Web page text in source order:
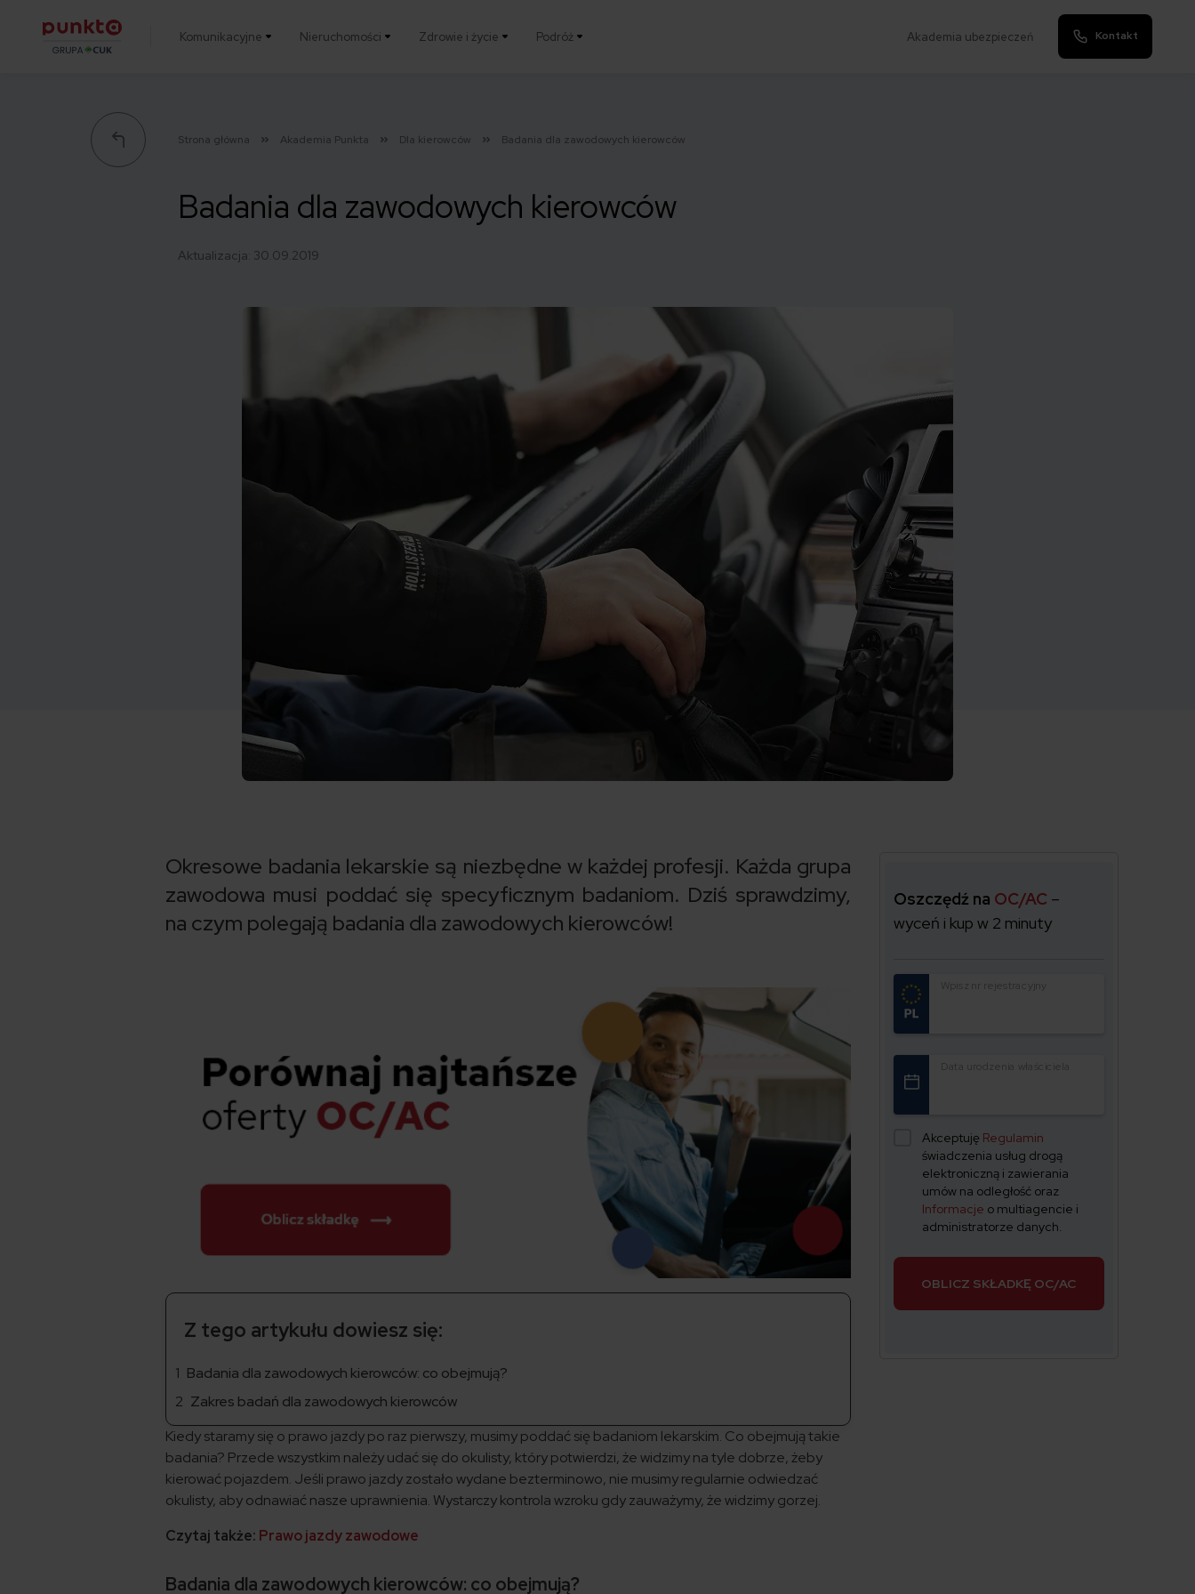
Komunikacyjne Nieruchomości Zdrowie i życie Podróż Akademia ubezpieczeń Kontakt
Strona główna Akademia Punkta Dla kierowców Badania dla zawodowych kierowców
Badania dla zawodowych kierowców
Aktualizacja: 30.09.2019
Okresowe badania lekarskie są niezbędne w każdej profesji. Każda grupa
zawodowa musi poddać się specyficznym badaniom. Dziś sprawdzimy,
na czym polegają badania dla zawodowych kierowców!
Z tego artykułu dowiesz się:
Badania dla zawodowych kierowców: co obejmują?
Zakres badań dla zawodowych kierowców
Kiedy staramy się o prawo jazdy po raz pierwszy, musimy poddać się badaniom lekarskim. Co obejmują takie
badania? Przede wszystkim należy udać się do okulisty, który potwierdzi, że widzimy na tyle dobrze, żeby
kierować pojazdem. Jeśli prawo jazdy zostało wydane bezterminowo, nie musimy regularnie odwiedzać
okulisty, aby odnawiać nasze uprawnienia. Wystarczy kontrola wzroku gdy zauważymy, że widzimy gorzej.
Czytaj także: Prawo jazdy zawodowe
Badania dla zawodowych kierowców: co obejmują?
Oszczędź na OC/AC –
wyceń i kup w 2 minuty
Wpisz nr rejestracyjny
Data urodzenia właściciela
Akceptuję Regulamin
świadczenia usług drogą
elektroniczną i zawierania
umów na odległość oraz
Informacje o multiagencie i
administratorze danych.
OBLICZ SKŁADKĘ OC/AC